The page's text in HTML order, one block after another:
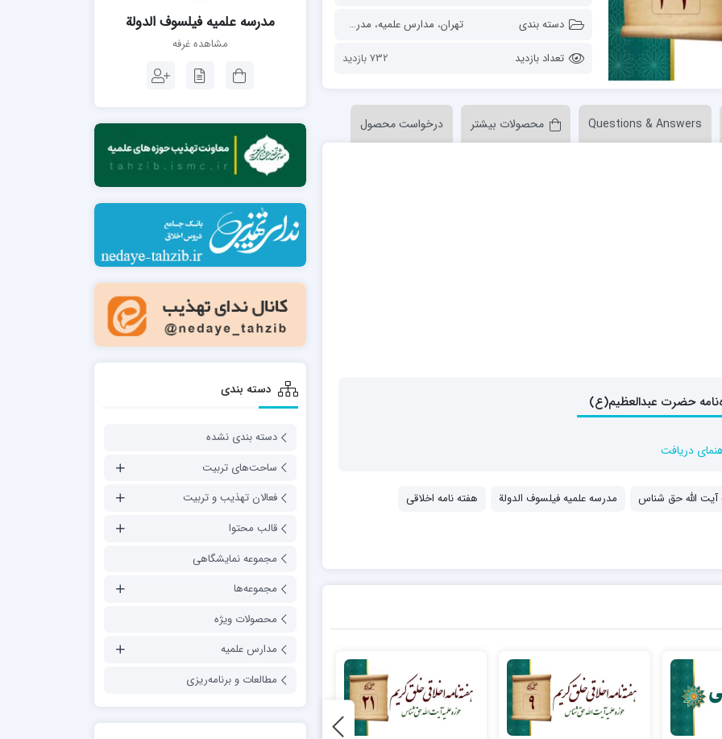
مدرسه امام کاظم علیه السلام
پیامبر اعظم/ رودبار جنوب
اهل بیت علیهم‌السلام/ قلعه گنج
مدرسه آخوند (ره) همدان
دسته بندی
تهران، مدارس علمیه، مدرسه علمیه فیلسوف الدولة
تعداد بازدید
732 بازدید
Questions & Answers محصولات بیشتر درخواست محصول
دریافت
آیت الله حق شناس مدرسه علمیه فیلسوف الدولة
هفته نامه اخلاقی
مدرسه علمیه فیلسوف الدولة
مشاهده غرفه
دسته بندی
دسته بندی نشده
ساحت‌های تربیت
فعالان تهذیب و تربیت
قالب محتوا
مجموعه نمایشگاهی
مجموعه‌ها
محصولات ویژه
مدارس علمیه
مطالعات و برنامه‌ریزی